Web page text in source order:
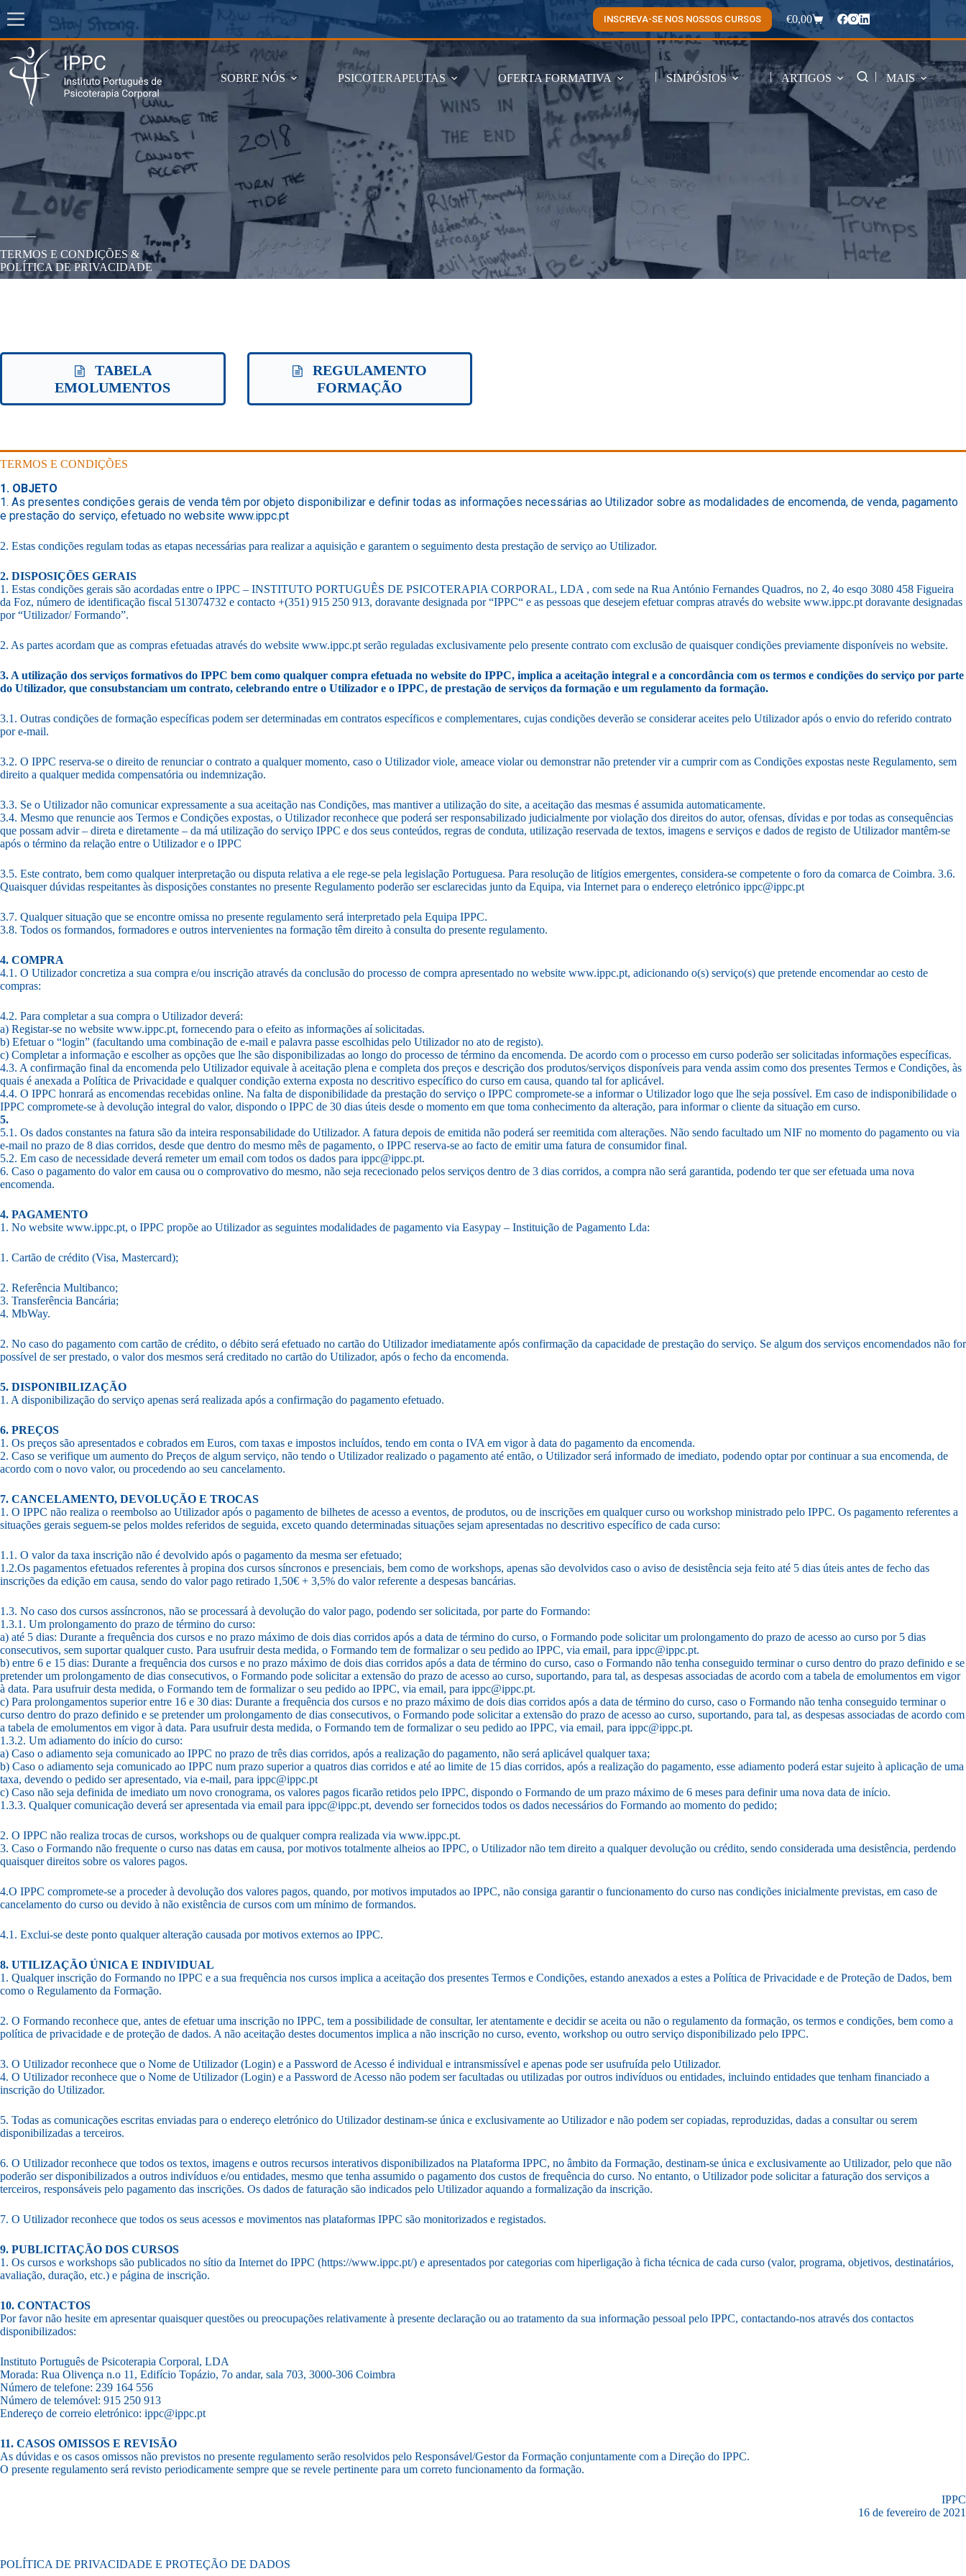
para
o
conteúdo
INSCREVA-SE NOS NOSSOS CURSOS
Carrinho
de
compras
€0,00
SOBRE NÓS PSICOTERAPEUTAS OFERTA FORMATIVA SIMPÓSIOS ARTIGOS MAIS
TERMOS E CONDIÇÕES &
POLÍTICA DE PRIVACIDADE
TABELA
EMOLUMENTOS
REGULAMENTO
FORMAÇÃO
TERMOS E CONDIÇÕES
1. OBJETO
1. As presentes condições gerais de venda têm por objeto disponibilizar e definir todas as informações necessárias ao Utilizador sobre as modalidades de encomenda, de venda, pagamento
e prestação do serviço, efetuado no website www.ippc.pt
2. Estas condições regulam todas as etapas necessárias para realizar a aquisição e garantem o seguimento desta prestação de serviço ao Utilizador.
2. DISPOSIÇÕES GERAIS
1. Estas condições gerais são acordadas entre o IPPC – INSTITUTO PORTUGUÊS DE PSICOTERAPIA CORPORAL, LDA , com sede na Rua António Fernandes Quadros, no 2, 4o esqo 3080 458 Figueira
da Foz, número de identificação fiscal 513074732 e contacto +(351) 915 250 913, doravante designada por “IPPC“ e as pessoas que desejem efetuar compras através do website www.ippc.pt doravante designadas
por “Utilizador/ Formando”.
2. As partes acordam que as compras efetuadas através do website www.ippc.pt serão reguladas exclusivamente pelo presente contrato com exclusão de quaisquer condições previamente disponíveis no website.
3. A utilização dos serviços formativos do IPPC bem como qualquer compra efetuada no website do IPPC, implica a aceitação integral e a concordância com os termos e condições do serviço por parte
do Utilizador, que consubstanciam um contrato, celebrando entre o Utilizador e o IPPC, de prestação de serviços da formação e um regulamento da formação.
3.1. Outras condições de formação específicas podem ser determinadas em contratos específicos e complementares, cujas condições deverão se considerar aceites pelo Utilizador após o envio do referido contrato
por e-mail.
3.2. O IPPC reserva-se o direito de renunciar o contrato a qualquer momento, caso o Utilizador viole, ameace violar ou demonstrar não pretender vir a cumprir com as Condições expostas neste Regulamento, sem
direito a qualquer medida compensatória ou indemnização.
3.3. Se o Utilizador não comunicar expressamente a sua aceitação nas Condições, mas mantiver a utilização do site, a aceitação das mesmas é assumida automaticamente.
3.4. Mesmo que renuncie aos Termos e Condições expostas, o Utilizador reconhece que poderá ser responsabilizado judicialmente por violação dos direitos do autor, ofensas, dívidas e por todas as consequências
que possam advir – direta e diretamente – da má utilização do serviço IPPC e dos seus conteúdos, regras de conduta, utilização reservada de textos, imagens e serviços e dados de registo de Utilizador mantêm-se
após o término da relação entre o Utilizador e o IPPC
3.5. Este contrato, bem como qualquer interpretação ou disputa relativa a ele rege-se pela legislação Portuguesa. Para resolução de litígios emergentes, considera-se competente o foro da comarca de Coimbra. 3.6.
Quaisquer dúvidas respeitantes às disposições constantes no presente Regulamento poderão ser esclarecidas junto da Equipa, via Internet para o endereço eletrónico ippc@ippc.pt
3.7. Qualquer situação que se encontre omissa no presente regulamento será interpretado pela Equipa IPPC.
3.8. Todos os formandos, formadores e outros intervenientes na formação têm direito à consulta do presente regulamento.
4. COMPRA
4.1. O Utilizador concretiza a sua compra e/ou inscrição através da conclusão do processo de compra apresentado no website www.ippc.pt, adicionando o(s) serviço(s) que pretende encomendar ao cesto de
compras:
4.2. Para completar a sua compra o Utilizador deverá:
a) Registar-se no website www.ippc.pt, fornecendo para o efeito as informações aí solicitadas.
b) Efetuar o “login” (facultando uma combinação de e-mail e palavra passe escolhidas pelo Utilizador no ato de registo).
c) Completar a informação e escolher as opções que lhe são disponibilizadas ao longo do processo de término da encomenda. De acordo com o processo em curso poderão ser solicitadas informações específicas.
4.3. A confirmação final da encomenda pelo Utilizador equivale à aceitação plena e completa dos preços e descrição dos produtos/serviços disponíveis para venda assim como dos presentes Termos e Condições, às
quais é anexada a Política de Privacidade e qualquer condição externa exposta no descritivo específico do curso em causa, quando tal for aplicável.
4.4. O IPPC honrará as encomendas recebidas online. Na falta de disponibilidade da prestação do serviço o IPPC compromete-se a informar o Utilizador logo que lhe seja possível. Em caso de indisponibilidade o
IPPC compromete-se à devolução integral do valor, dispondo o IPPC de 30 dias úteis desde o momento em que toma conhecimento da alteração, para informar o cliente da situação em curso.
5.
5.1. Os dados constantes na fatura são da inteira responsabilidade do Utilizador. A fatura depois de emitida não poderá ser reemitida com alterações. Não sendo facultado um NIF no momento do pagamento ou via
e-mail no prazo de 8 dias corridos, desde que dentro do mesmo mês de pagamento, o IPPC reserva-se ao facto de emitir uma fatura de consumidor final.
5.2. Em caso de necessidade deverá remeter um email com todos os dados para ippc@ippc.pt.
6. Caso o pagamento do valor em causa ou o comprovativo do mesmo, não seja rececionado pelos serviços dentro de 3 dias corridos, a compra não será garantida, podendo ter que ser efetuada uma nova
encomenda.
4. PAGAMENTO
1. No website www.ippc.pt, o IPPC propõe ao Utilizador as seguintes modalidades de pagamento via Easypay – Instituição de Pagamento Lda:
1. Cartão de crédito (Visa, Mastercard);
2. Referência Multibanco;
3. Transferência Bancária;
4. MbWay.
2. No caso do pagamento com cartão de crédito, o débito será efetuado no cartão do Utilizador imediatamente após confirmação da capacidade de prestação do serviço. Se algum dos serviços encomendados não for
possível de ser prestado, o valor dos mesmos será creditado no cartão do Utilizador, após o fecho da encomenda.
5. DISPONIBILIZAÇÃO
1. A disponibilização do serviço apenas será realizada após a confirmação do pagamento efetuado.
6. PREÇOS
1. Os preços são apresentados e cobrados em Euros, com taxas e impostos incluídos, tendo em conta o IVA em vigor à data do pagamento da encomenda.
2. Caso se verifique um aumento do Preços de algum serviço, não tendo o Utilizador realizado o pagamento até então, o Utilizador será informado de imediato, podendo optar por continuar a sua encomenda, de
acordo com o novo valor, ou procedendo ao seu cancelamento.
7. CANCELAMENTO, DEVOLUÇÃO E TROCAS
1. O IPPC não realiza o reembolso ao Utilizador após o pagamento de bilhetes de acesso a eventos, de produtos, ou de inscrições em qualquer curso ou workshop ministrado pelo IPPC. Os pagamento referentes a
situações gerais seguem-se pelos moldes referidos de seguida, exceto quando determinadas situações sejam apresentadas no descritivo específico de cada curso:
1.1. O valor da taxa inscrição não é devolvido após o pagamento da mesma ser efetuado;
1.2.Os pagamentos efetuados referentes à propina dos cursos síncronos e presenciais, bem como de workshops, apenas são devolvidos caso o aviso de desistência seja feito até 5 dias úteis antes de fecho das
inscrições da edição em causa, sendo do valor pago retirado 1,50€ + 3,5% do valor referente a despesas bancárias.
1.3. No caso dos cursos assíncronos, não se processará à devolução do valor pago, podendo ser solicitada, por parte do Formando:
1.3.1. Um prolongamento do prazo de término do curso:
a) até 5 dias: Durante a frequência dos cursos e no prazo máximo de dois dias corridos após a data de término do curso, o Formando pode solicitar um prolongamento do prazo de acesso ao curso por 5 dias
consecutivos, sem suportar qualquer custo. Para usufruir desta medida, o Formando tem de formalizar o seu pedido ao IPPC, via email, para ippc@ippc.pt.
b) entre 6 e 15 dias: Durante a frequência dos cursos e no prazo máximo de dois dias corridos após a data de término do curso, caso o Formando não tenha conseguido terminar o curso dentro do prazo definido e se
pretender um prolongamento de dias consecutivos, o Formando pode solicitar a extensão do prazo de acesso ao curso, suportando, para tal, as despesas associadas de acordo com a tabela de emolumentos em vigor
à data. Para usufruir desta medida, o Formando tem de formalizar o seu pedido ao IPPC, via email, para ippc@ippc.pt.
c) Para prolongamentos superior entre 16 e 30 dias: Durante a frequência dos cursos e no prazo máximo de dois dias corridos após a data de término do curso, caso o Formando não tenha conseguido terminar o
curso dentro do prazo definido e se pretender um prolongamento de dias consecutivos, o Formando pode solicitar a extensão do prazo de acesso ao curso, suportando, para tal, as despesas associadas de acordo com
a tabela de emolumentos em vigor à data. Para usufruir desta medida, o Formando tem de formalizar o seu pedido ao IPPC, via email, para ippc@ippc.pt.
1.3.2. Um adiamento do início do curso:
a) Caso o adiamento seja comunicado ao IPPC no prazo de três dias corridos, após a realização do pagamento, não será aplicável qualquer taxa;
b) Caso o adiamento seja comunicado ao IPPC num prazo superior a quatros dias corridos e até ao limite de 15 dias corridos, após a realização do pagamento, esse adiamento poderá estar sujeito à aplicação de uma
taxa, devendo o pedido ser apresentado, via e-mail, para ippc@ippc.pt
c) Caso não seja definida de imediato um novo cronograma, os valores pagos ficarão retidos pelo IPPC, dispondo o Formando de um prazo máximo de 6 meses para definir uma nova data de início.
1.3.3. Qualquer comunicação deverá ser apresentada via email para ippc@ippc.pt, devendo ser fornecidos todos os dados necessários do Formando ao momento do pedido;
2. O IPPC não realiza trocas de cursos, workshops ou de qualquer compra realizada via www.ippc.pt.
3. Caso o Formando não frequente o curso nas datas em causa, por motivos totalmente alheios ao IPPC, o Utilizador não tem direito a qualquer devolução ou crédito, sendo considerada uma desistência, perdendo
quaisquer direitos sobre os valores pagos.
4.O IPPC compromete-se a proceder à devolução dos valores pagos, quando, por motivos imputados ao IPPC, não consiga garantir o funcionamento do curso nas condições inicialmente previstas, em caso de
cancelamento do curso ou devido à não existência de cursos com um mínimo de formandos.
4.1. Exclui-se deste ponto qualquer alteração causada por motivos externos ao IPPC.
8. UTILIZAÇÃO ÚNICA E INDIVIDUAL
1. Qualquer inscrição do Formando no IPPC e a sua frequência nos cursos implica a aceitação dos presentes Termos e Condições, estando anexados a estes a Política de Privacidade e de Proteção de Dados, bem
como o Regulamento da Formação.
2. O Formando reconhece que, antes de efetuar uma inscrição no IPPC, tem a possibilidade de consultar, ler atentamente e decidir se aceita ou não o regulamento da formação, os termos e condições, bem como a
política de privacidade e de proteção de dados. A não aceitação destes documentos implica a não inscrição no curso, evento, workshop ou outro serviço disponibilizado pelo IPPC.
3. O Utilizador reconhece que o Nome de Utilizador (Login) e a Password de Acesso é individual e intransmissível e apenas pode ser usufruída pelo Utilizador.
4. O Utilizador reconhece que o Nome de Utilizador (Login) e a Password de Acesso não podem ser facultadas ou utilizadas por outros indivíduos ou entidades, incluindo entidades que tenham financiado a
inscrição do Utilizador.
5. Todas as comunicações escritas enviadas para o endereço eletrónico do Utilizador destinam-se única e exclusivamente ao Utilizador e não podem ser copiadas, reproduzidas, dadas a consultar ou serem
disponibilizadas a terceiros.
6. O Utilizador reconhece que todos os textos, imagens e outros recursos interativos disponibilizados na Plataforma IPPC, no âmbito da Formação, destinam-se única e exclusivamente ao Utilizador, pelo que não
poderão ser disponibilizados a outros indivíduos e/ou entidades, mesmo que tenha assumido o pagamento dos custos de frequência do curso. No entanto, o Utilizador pode solicitar a faturação dos serviços a
terceiros, responsáveis pelo pagamento das inscrições. Os dados de faturação são indicados pelo Utilizador aquando a formalização da inscrição.
7. O Utilizador reconhece que todos os seus acessos e movimentos nas plataformas IPPC são monitorizados e registados.
9. PUBLICITAÇÃO DOS CURSOS
1. Os cursos e workshops são publicados no sítio da Internet do IPPC (https://www.ippc.pt/) e apresentados por categorias com hiperligação à ficha técnica de cada curso (valor, programa, objetivos, destinatários,
avaliação, duração, etc.) e página de inscrição.
10. CONTACTOS
Por favor não hesite em apresentar quaisquer questões ou preocupações relativamente à presente declaração ou ao tratamento da sua informação pessoal pelo IPPC, contactando-nos através dos contactos
disponibilizados:
Instituto Português de Psicoterapia Corporal, LDA
Morada: Rua Olivença n.o 11, Edifício Topázio, 7o andar, sala 703, 3000-306 Coimbra
Número de telefone: 239 164 556
Número de telemóvel: 915 250 913
Endereço de correio eletrónico: ippc@ippc.pt
11. CASOS OMISSOS E REVISÃO
As dúvidas e os casos omissos não previstos no presente regulamento serão resolvidos pelo Responsável/Gestor da Formação conjuntamente com a Direção do IPPC.
O presente regulamento será revisto periodicamente sempre que se revele pertinente para um correto funcionamento da formação.
IPPC
16 de fevereiro de 2021
POLÍTICA DE PRIVACIDADE E PROTEÇÃO DE DADOS